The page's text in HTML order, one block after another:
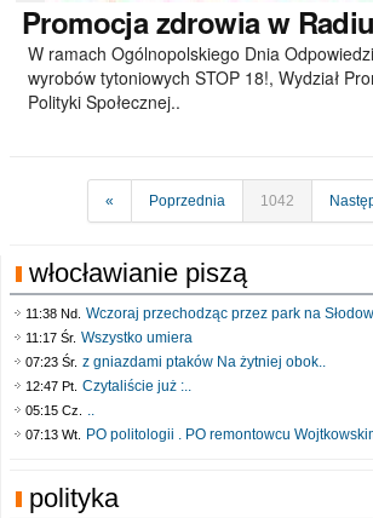
Promocjazdrowia w
W ramach Ogólnopolskiego Dnia
wyrobów tytoniowych STOP 18!, Wydział
Polityki Społecznej..
« Poprzednia 1042
włocławianie piszą
11:38 Nd. Wczoraj przechodząc przez park na
11:17 Śr. Wszystko umiera
07:23 Śr. z gniazdami ptaków Na żytniej obok..
12:47 Pt. Czytaliście już :..
05:15 Cz. ..
07:13 Wt. PO politologii . PO remontowcu
polityka